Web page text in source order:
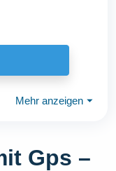
Mehr anzeigen ⏷
Gps –